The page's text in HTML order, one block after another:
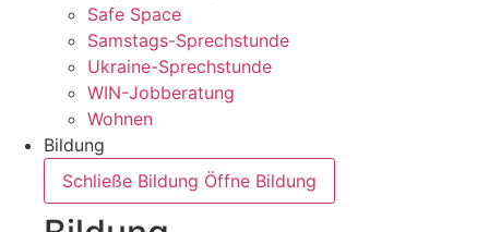
Safe Space
Samstags-Sprechstunde
Ukraine-Sprechstunde
WIN-Jobberatung
Wohnen
Bildung
Schließe Bildung Öffne Bildung